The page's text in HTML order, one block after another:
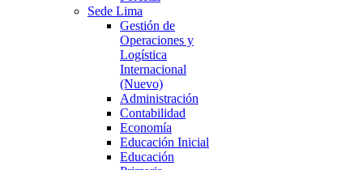
Sede Lima
Gestión de
Operaciones y
Logística
Internacional
(Nuevo)
Administración
Contabilidad
Economía
Educación Inicial
Educación